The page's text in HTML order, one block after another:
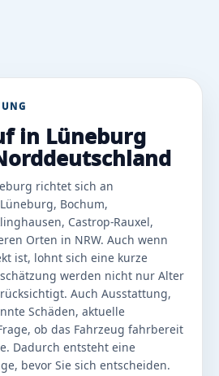
in Lüneburg
richtet sich an
Bochum,
Castrop-Rauxel,
Orten in NRW. Auch wenn
ist, lohnt sich eine kurze
werden nicht nur Alter
Auch Ausstattung,
Schäden, aktuelle
ob das Fahrzeug fahrbereit
Dadurch entsteht eine
bevor Sie sich entscheiden.